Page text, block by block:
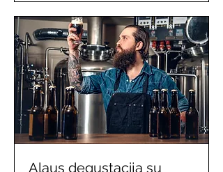
Alaus degustacija su